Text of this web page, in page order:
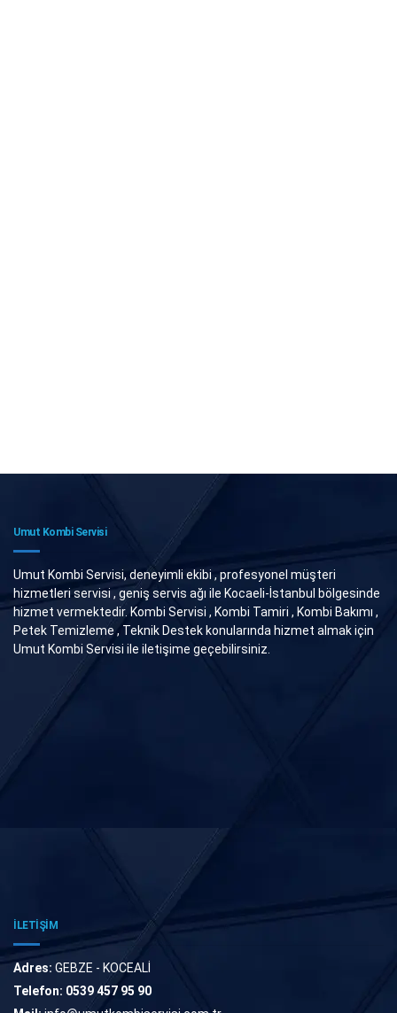
Umut Kombi Servisi
Umut Kombi Servisi, deneyimli ekibi , profesyonel müşteri
hizmetleri servisi , geniş servis ağı ile Kocaeli-İstanbul bölgesinde
hizmet vermektedir. Kombi Servisi , Kombi Tamiri , Kombi Bakımı ,
Petek Temizleme , Teknik Destek konularında hizmet almak için
Umut Kombi Servisi ile iletişime geçebilirsiniz.
İLETİŞİM
Adres: GEBZE - KOCEALİ
Telefon: 0539 457 95 90